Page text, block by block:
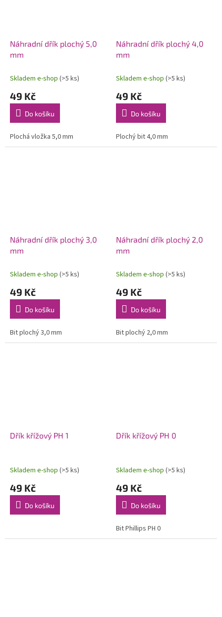
Náhradní dřík plochý 5,0
mm
Skladem e-shop (>5 ks)
49 Kč
Do košíku
Plochá vložka 5,0 mm
Náhradní dřík plochý 4,0
mm
Skladem e-shop (>5 ks)
49 Kč
Do košíku
Plochý bit 4,0 mm
Náhradní dřík plochý 3,0
mm
Skladem e-shop (>5 ks)
49 Kč
Do košíku
Bit plochý 3,0 mm
Náhradní dřík plochý 2,0
mm
Skladem e-shop (>5 ks)
49 Kč
Do košíku
Bit plochý 2,0 mm
Dřík křížový PH 1
Skladem e-shop (>5 ks)
49 Kč
Do košíku
Dřík křížový PH 0
Skladem e-shop (>5 ks)
49 Kč
Do košíku
Bit Phillips PH 0